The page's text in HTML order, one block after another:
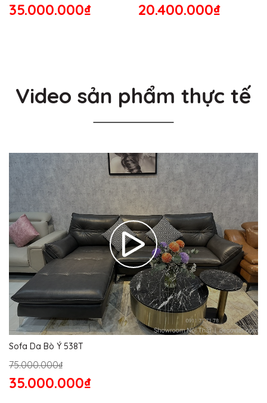
35.000.000₫ 20.400.000₫
Video sản phẩm thực tế
Sofa Da Bò Ý 538T
75.000.000₫
35.000.000₫